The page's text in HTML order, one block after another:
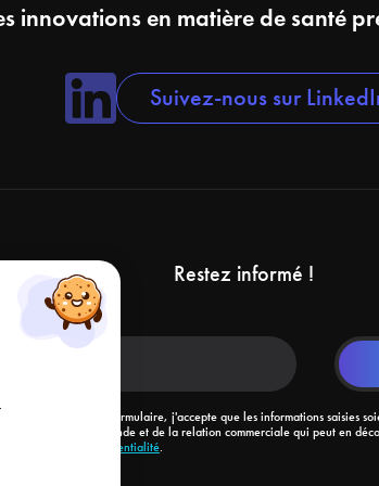
innovations en matière de santé
Suivez-nous sur
Restez informé !
En soumettant ce formulaire, j'accepte que les informations saisies
cadre de ma demande et de la relation commerciale qui peut en
politique de confidentialité